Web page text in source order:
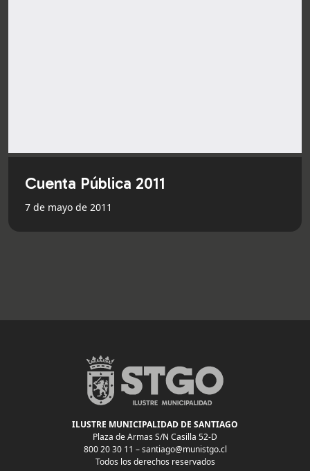
Cuenta Pública 2011
7 de mayo de 2011
ILUSTRE MUNICIPALIDAD DE SANTIAGO
Plaza de Armas S/N Casilla 52-D
800 20 30 11 –santiago@munistgo.cl
Todos los derechos reservados